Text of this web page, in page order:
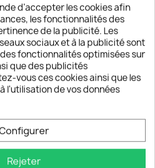
l’autocollant)
de protection et ôter le film
en tirant délicatement sur
à droite de la vitre
la vitre de protection
en l’alignant sur les
réaliser juste après avoir
tout dépôt de poussière
du centre vers les
progressivement les
d'accepter les cookies afin
les fonctionnalités des
de la publicité. Les
sociaux et à la publicité sont
fonctionnalités optimisées sur
que des publicités
vous ces cookies ainsi que les
l'utilisation de vos données
Rejeter